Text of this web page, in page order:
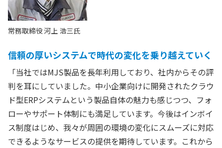
常務取締役 河上 浩三氏
信頼の厚いシステムで時代の変化を乗り越えていく
「当社ではMJS製品を長年利用しており、社内からその評
判を耳にしていました。中小企業向けに開発されたクラウ
ド型ERPシステムという製品自体の魅力も感じつつ、フォ
ローやサポート体制にも満足しています。今後はインボイ
ス制度はじめ、我々が周囲の環境の変化にスムーズに対応
できるようなサービスの提供を期待しています。これから